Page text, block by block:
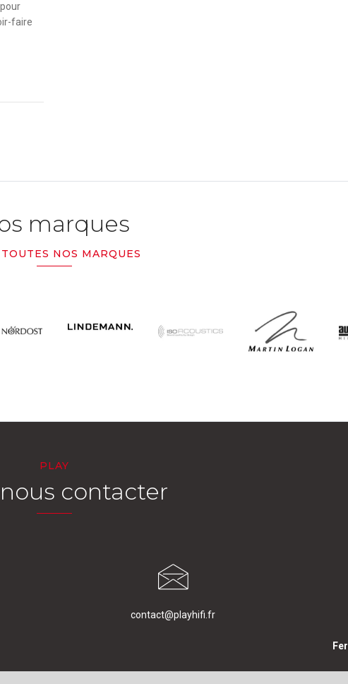
faire
marques
NOS MARQUES
PLAY
contacter
contact@playhifi.fr